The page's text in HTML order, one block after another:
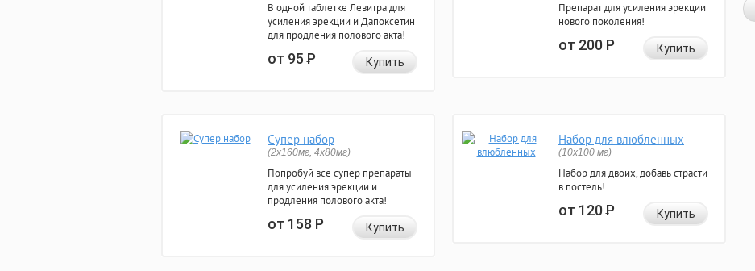
В одной таблетке Левитра для
усиления эрекции и Дапоксетин
для продления полового акта!
от 95Р Купить
Препарат для усиления эрекции
нового поколения!
от 200Р Купить
Супер набор
(2х160мг, 4х80мг)
Попробуй все супер препараты
для усиления эрекции и
продления полового акта!
от 158Р Купить
Набор для влюбленных
(10х100 мг)
Набор для двоих, добавь страсти
в постель!
от 120Р Купить